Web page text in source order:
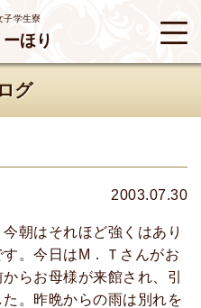
子学生寮
ーほり
グ
2003.07.30
朝はそれほど強くはあり
。今日はM．Ｔさんがお
らお母様が来館され、引
。昨晩からの雨は別れを